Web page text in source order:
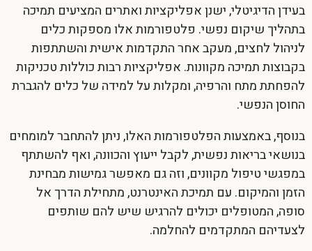
בעידן הדיגיטלי, ישנן אפליקציות ואתרים המציעים תמיכה
בתהליךשיקום נפשי. פלטפורמות אלו מספקות כלים
לניהול לחצים, מעקב אחר התקדמות אישית והשתתפות
בקבוצות תמיכה מקוונות. אפליקציות רבות כוללות טכניקות
להפחתת מתח והרפיה, ומקלות על למידה של כלים להגברת
החוסן הנפשי.
בנוסף, באמצעות הפלטפורמות האלו, ניתן להתחבר למומחים
בנושאי בריאות נפשית, לקבל ייעוץ והכוונה, ואף להשתתף
במפגשי טיפול מקוונים, וזה גם מאפשר גמישות מבחינת
הזמן והמיקום. עם תמיכת האינטרנט, מתחילת הדרך אל
סופה, המטופלים יכולים להרגיש שיש להם שותפים
לצעדיהם המתקדמים להחלמה.